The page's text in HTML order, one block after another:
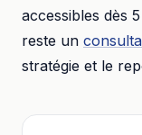
accessibles dès
reste un
stratégie et le